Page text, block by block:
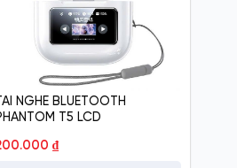
NGHE BLUETOOTH
T5 LCD
₫